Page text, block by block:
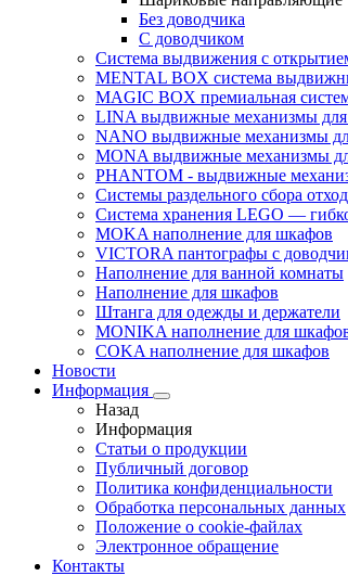
Без доводчика
С доводчиком
Система выдвижения с
MENTAL BOX система
MAGIC BOX премиальная
LINA выдвижные механизмы для
NANO выдвижные механизмы
MONA выдвижные механизмы
PHANTOM - выдвижные
Системы раздельного сбора
Система хранения LEGO —
MOKA наполнение для шкафов
VICTORA пантографы с
Наполнение для ванной комнаты
Наполнение для шкафов
Штанга для одежды и держатели
MONIKA наполнение для
COKA наполнение для шкафов
Новости
Информация
Назад
Информация
Статьи о продукции
Публичный договор
Политика конфиденциальности
Обработка персональных данных
Положение о cookie-файлах
Электронное обращение
Контакты